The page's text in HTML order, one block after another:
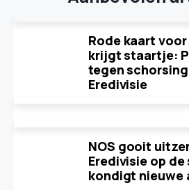
Rode kaart voor
krijgt staartje:
tegen
Eredivisie
NOS gooit
Eredivisie op de
kondigt nieuwe